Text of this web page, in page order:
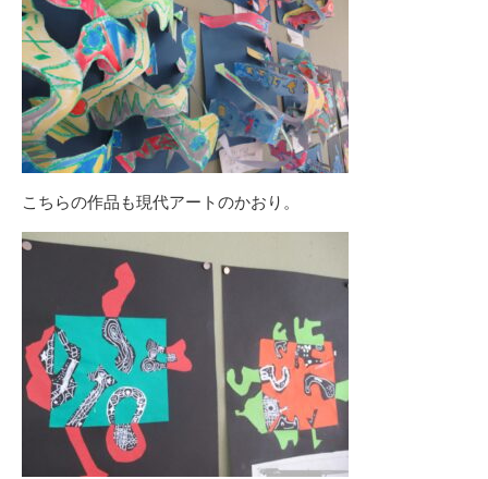
こちらの作品も現代アートのかおり。